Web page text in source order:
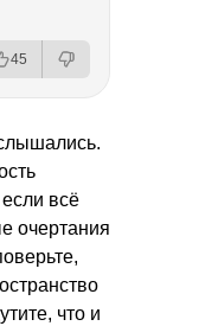
45
всё
очертания
что и